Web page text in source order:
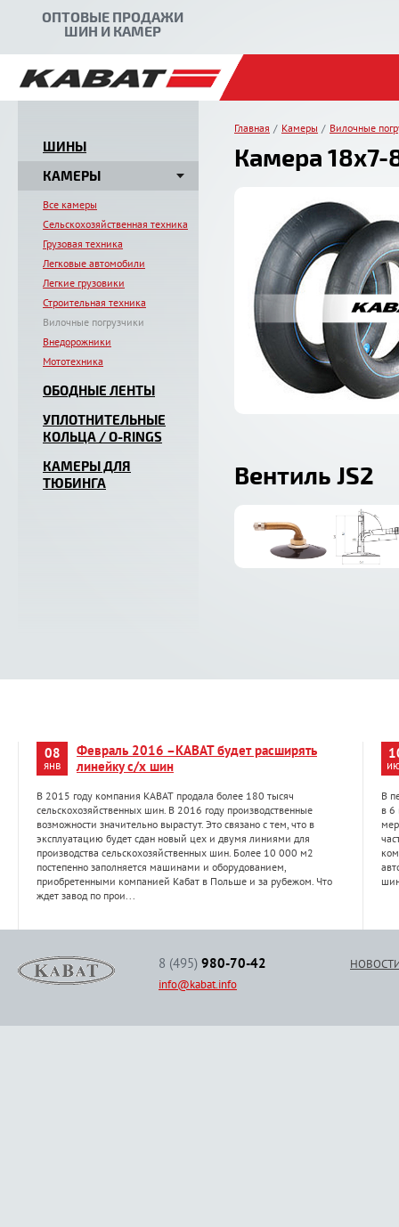
ОПТОВЫЕ ПРОДАЖИ
ШИН И КАМЕР
ШИНЫ
КАМЕРЫ
Все камеры
Сельскохозяйственная техника
Грузовая техника
Легковые автомобили
Легкие грузовики
Строительная техника
Вилочные погрузчики
Внедорожники
Мототехника
ОБОДНЫЕ ЛЕНТЫ
УПЛОТНИТЕЛЬНЫЕ
КОЛЬЦА / O-RINGS
КАМЕРЫ ДЛЯ
ТЮБИНГА
Главная Камеры Вилочные
Камера 18x7-
Вентиль JS2
08
янв
Февраль 2016 –KABAT будет расширять
линейку с/х шин
В 2015 году компания KABAT продала более 180 тысяч
сельскохозяйственных шин. В 2016 году производственные
возможности значительно вырастут. Это связано с тем, что в
эксплуатацию будет сдан новый цех и двумя линиями для
производства сельскохозяйственных шин. Более 10 000 м2
постепенно заполняется машинами и оборудованием,
приобретенными компанией Кабат в Польше и за рубежом. Что
ждет завод по прои...
В
в 6
8 (495) 980-70-42
info@kabat.info